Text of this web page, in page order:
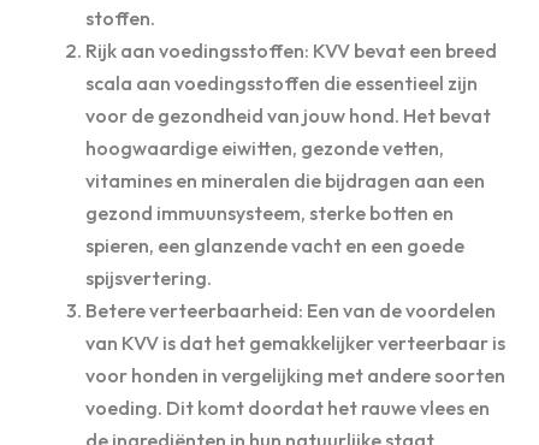
stoffen.
Rijk aan voedingsstoffen: KVV bevat een breed
scala aan voedingsstoffen die essentieel zijn
voor de gezondheid van jouw hond. Het bevat
hoogwaardige eiwitten, gezonde vetten,
vitamines en mineralen die bijdragen aan een
gezond immuunsysteem, sterke botten en
spieren, een glanzende vacht en een goede
spijsvertering.
Betere verteerbaarheid: Een van de voordelen
van KVV is dat het gemakkelijker verteerbaar is
voor honden in vergelijking met andere soorten
voeding. Dit komt doordat het rauwe vlees en